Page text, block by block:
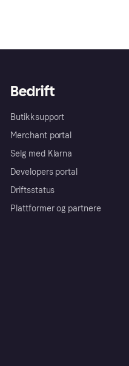
Bedrift
Butikksupport
Merchant portal
Selg med Klarna
Developers portal
Driftsstatus
Plattformer og partnere